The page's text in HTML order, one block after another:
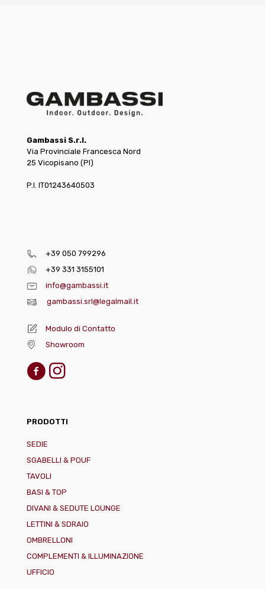
Gambassi S.r.l.
Via Provinciale Francesca Nord
25 Vicopisano (PI)
P.I. IT01243640503
+39 050 799296
+39 331 3155101
info@gambassi.it
gambassi.srl@legalmail.it
Modulo di Contatto
Showroom
PRODOTTI
SEDIE
SGABELLI & POUF
TAVOLI
BASI & TOP
DIVANI & SEDUTE LOUNGE
LETTINI & SDRAIO
OMBRELLONI
COMPLEMENTI & ILLUMINAZIONE
UFFICIO